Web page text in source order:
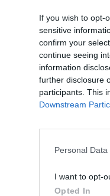
If you wish to opt-
sensitive
confirm your
continue seeing
information
further disclosure
participants. This
Downstream
Personal
I want to opt-
Opted In
αλλαγή είναι ότι
μονομερώς σε
ή φόρτο